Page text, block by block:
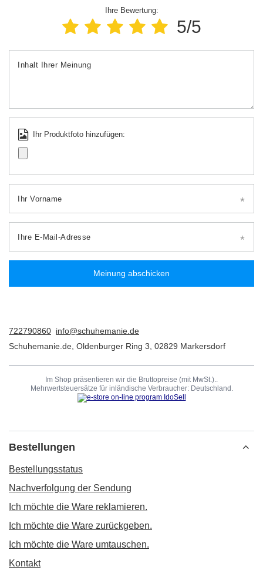
Ihre Bewertung:
5/5
Inhalt Ihrer Meinung
Ihr Produktfoto hinzufügen:
Ihr Vorname
Ihre E-Mail-Adresse
Meinung abschicken
722790860 info@schuhemanie.de
Schuhemanie.de Oldenburger Ring 3 02829 Markersdorf
Im Shop präsentieren wir die Bruttopreise (mit MwSt.)..
Mehrwertsteuersätze für inländische Verbraucher: Deutschland .
Bestellungen
Bestellungsstatus
Nachverfolgung der Sendung
Ich möchte die Ware reklamieren.
Ich möchte die Ware zurückgeben.
Ich möchte die Ware umtauschen.
Kontakt